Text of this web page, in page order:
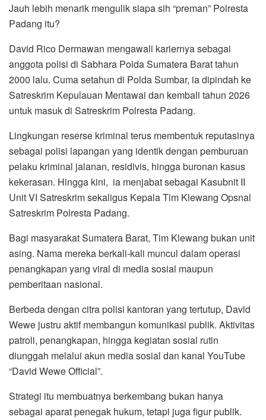
Jauh lebih menarik mengulik siapa sih “preman” Polresta
Padang itu?
David Rico Dermawan mengawali kariernya sebagai
anggota polisi di Sabhara Polda Sumatera Barat tahun
2000 lalu. Cuma setahun di Polda Sumbar, ia dipindah ke
Satreskrim Kepulauan Mentawai dan kembali tahun 2026
untuk masuk di Satreskrim Polresta Padang.
Lingkungan reserse kriminal terus membentuk reputasinya
sebagai polisi lapangan yang identik dengan pemburuan
pelaku kriminal jalanan, residivis, hingga buronan kasus
kekerasan. Hingga kini, ia menjabat sebagai Kasubnit II
Unit VI Satreskrim sekaligus Kepala Tim Klewang Opsnal
Satreskrim Polresta Padang.
Bagi masyarakat Sumatera Barat, Tim Klewang bukan unit
asing. Nama mereka berkali-kali muncul dalam operasi
penangkapan yang viral di media sosial maupun
pemberitaan nasional.
Berbeda dengan citra polisi kantoran yang tertutup, David
Wewe justru aktif membangun komunikasi publik. Aktivitas
patroli, penangkapan, hingga kegiatan sosial rutin
diunggah melalui akun media sosial dan kanal YouTube
“David Wewe Official”.
Strategi itu membuatnya berkembang bukan hanya
sebagai aparat penegak hukum, tetapi juga figur publik.